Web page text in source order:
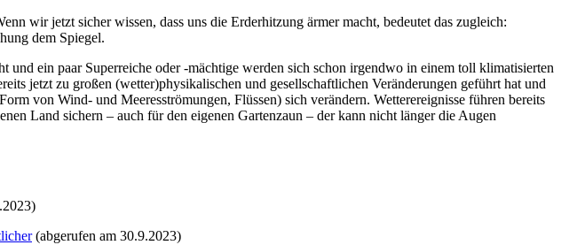
wir jetzt sicher wissen, dass uns die Erderhitzung ärmer macht, bedeutet das zugleich:
dem Spiegel.
und ein paar Superreiche oder -mächtige werden sich schon irgendwo in einem toll klimatisierten
jetzt zu großen (wetter)physikalischen und gesellschaftlichen Veränderungen geführt hat und
von Wind- und Meeresströmungen, Flüssen) sich verändern. Wetterereignisse führen bereits
Land sichern – auch für den eigenen Gartenzaun – der kann nicht länger die Augen
(abgerufen am 30.9.2023)